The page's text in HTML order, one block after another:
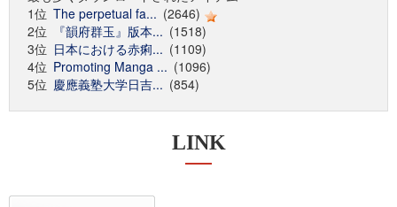
1位 The perpetual fa... (2646)
2位
『韻府群玉』版本... (1518)
3位 日本における赤痢... (1109)
4位 Promoting Manga ... (1096)
5位 慶應義塾大学日吉... (854)
LINK